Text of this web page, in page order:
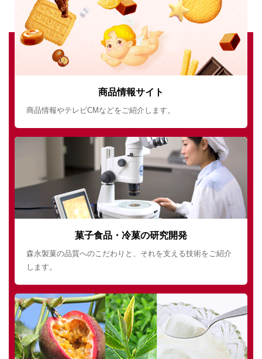
商品情報サイト
商品情報やテレビCMなどをご紹介します。
菓子食品・冷菓の研究開発
森永製菓の品質へのこだわりと、それを支える技術をご紹介
します。